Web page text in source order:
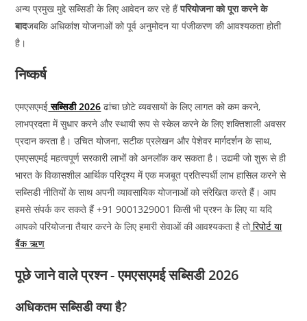
अन्य प्रमुख मुद्दे सब्सिडी के लिए आवेदन कर रहे हैंपरियोजना को पूरा करने के
बादजबकि अधिकांश योजनाओं को पूर्व अनुमोदन या पंजीकरण की आवश्यकता होती
है।
निष्कर्ष
एमएसएमईसब्सिडी 2026 ढांचा छोटे व्यवसायों के लिए लागत को कम करने,
लाभप्रदता में सुधार करने और स्थायी रूप से स्केल करने के लिए शक्तिशाली अवसर
प्रदान करता है। उचित योजना, सटीक प्रलेखन और पेशेवर मार्गदर्शन के साथ,
एमएसएमई महत्वपूर्ण सरकारी लाभों को अनलॉक कर सकता है। उद्यमी जो शुरू से ही
भारत के विकासशील आर्थिक परिदृश्य में एक मजबूत प्रतिस्पर्धी लाभ हासिल करने से
सब्सिडी नीतियों के साथ अपनी व्यावसायिक योजनाओं को संरेखित करते हैं। आप
हमसे संपर्क कर सकते हैं +91 9001329001 किसी भी प्रश्न के लिए या यदि
आपको परियोजना तैयार करने के लिए हमारी सेवाओं की आवश्यकता है तोरिपोर्ट या
बैंक ऋण
पूछे जाने वाले प्रश्न - एमएसएमई सब्सिडी 2026
अधिकतम सब्सिडी क्या है?